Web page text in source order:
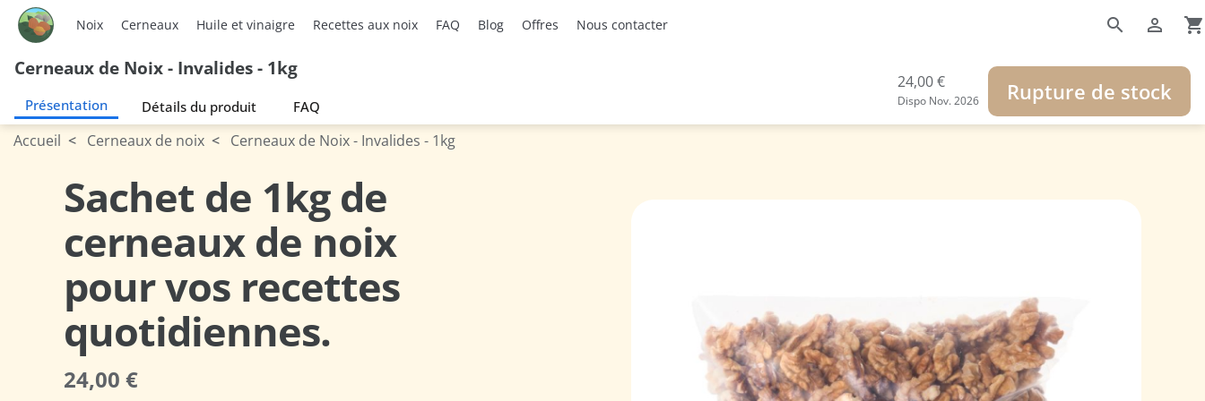
Noix Cerneaux Huile et vinaigre Recettes aux noix FAQ Blog Offres Nous contacter search  shopping_cart
Cerneaux de Noix - Invalides - 1kg
Présentation Détails du produit FAQ
24,00 €
Dispo Nov. 2026 Rupture de stock
Accueil Cerneaux de noix Cerneaux de Noix - Invalides - 1kg
Présentation
Sachet de 1kg de
cerneaux de noix
pour vos recettes
quotidiennes.
24,00 €